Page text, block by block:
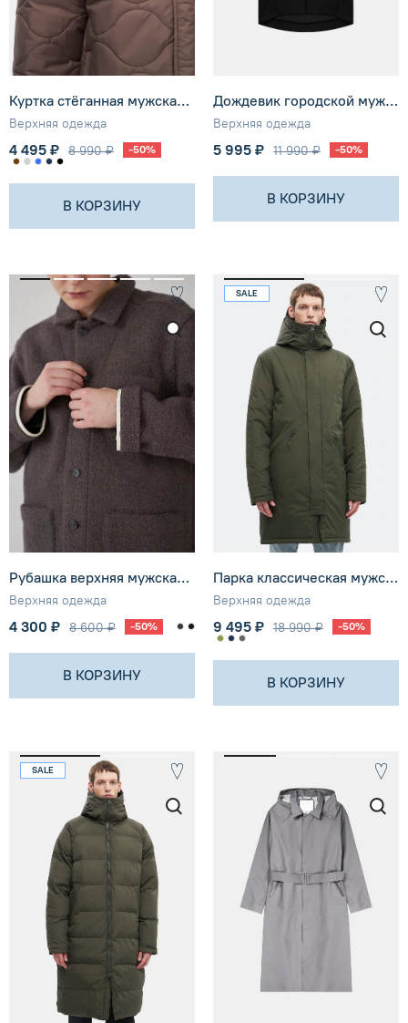
Куртка стёганная мужская SHU
Верхняя одежда
4 495 ₽ 8 990 ₽ -50%
В КОРЗИНУ
Дождевик городской мужской SHU
Верхняя одежда
5 995 ₽ 11 990 ₽ -50%
В КОРЗИНУ
Рубашка верхняя мужская из букле Уста к устам
Верхняя одежда
4 300 ₽ 8 600 ₽ -50%
В КОРЗИНУ
SALE
Парка классическая мужская SHU
Верхняя одежда
9 495 ₽ 18 990 ₽ -50%
В КОРЗИНУ
SALE